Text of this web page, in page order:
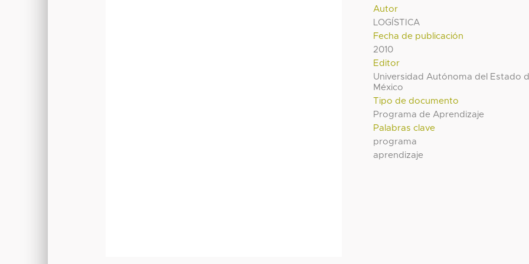
Autor
LOGÍSTICA
Fecha de publicación
2010
Editor
Universidad Autónoma del Estado
México
Tipo de documento
Programa de Aprendizaje
Palabras clave
programa
aprendizaje